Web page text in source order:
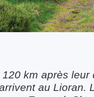
km après leur
au Lioran.